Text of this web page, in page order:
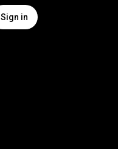
Sign in